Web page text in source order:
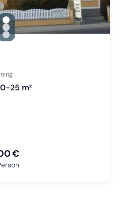
gallery.slide_selector
Zu Slide 1 wechseln
Zu Slide 2 wechseln
Zu Slide 3 wechseln
25 m²
€